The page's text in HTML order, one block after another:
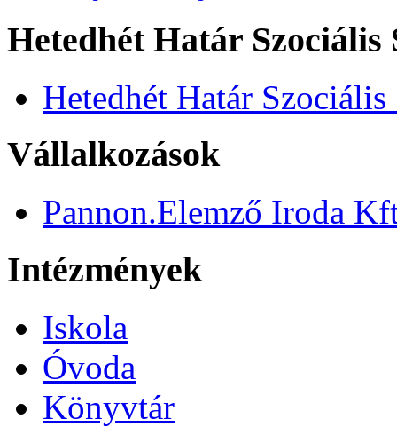
Hetedhét Határ Szociális
Hetedhét Határ Szociális
Vállalkozások
Pannon.Elemző Iroda
Intézmények
Iskola
Óvoda
Könyvtár